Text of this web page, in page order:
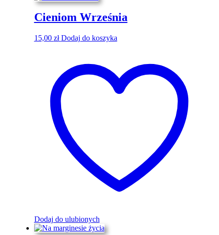
Cieniom Września
15,00 zł Dodaj do koszyka
Dodaj do ulubionych